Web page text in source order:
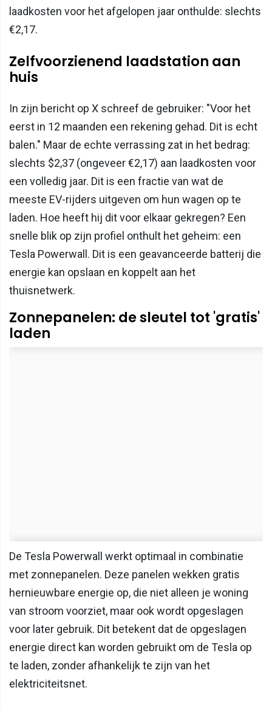
laadkosten voor het afgelopen jaar onthulde: slechts
€2,17.
Zelfvoorzienend laadstation aan
huis
In zijn bericht op X schreef de gebruiker: "Voor het
eerst in 12 maanden een rekening gehad. Dit is echt
balen." Maar de echte verrassing zat in het bedrag:
slechts $2,37 (ongeveer €2,17) aan laadkosten voor
een volledig jaar. Dit is een fractie van wat de
meeste EV-rijders uitgeven om hun wagen op te
laden. Hoe heeft hij dit voor elkaar gekregen? Een
snelle blik op zijn profiel onthult het geheim: een
Tesla Powerwall. Dit is een geavanceerde batterij die
energie kan opslaan en koppelt aan het
thuisnetwerk.
Zonnepanelen: de sleutel tot 'gratis'
laden
De Tesla Powerwall werkt optimaal in combinatie
met zonnepanelen. Deze panelen wekken gratis
hernieuwbare energie op, die niet alleen je woning
van stroom voorziet, maar ook wordt opgeslagen
voor later gebruik. Dit betekent dat de opgeslagen
energie direct kan worden gebruikt om de Tesla op
te laden, zonder afhankelijk te zijn van het
elektriciteitsnet.